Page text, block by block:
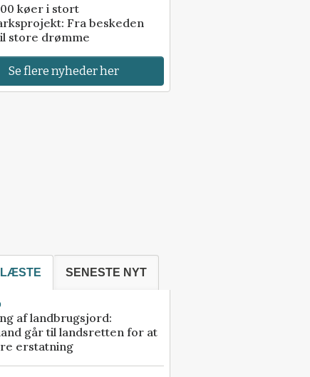
køer i stort
Fra beskeden
store drømme
Se flere nyheder her
LÆSTE SENESTE NYT
af landbrugsjord:
går til landsretten for at
erstatning